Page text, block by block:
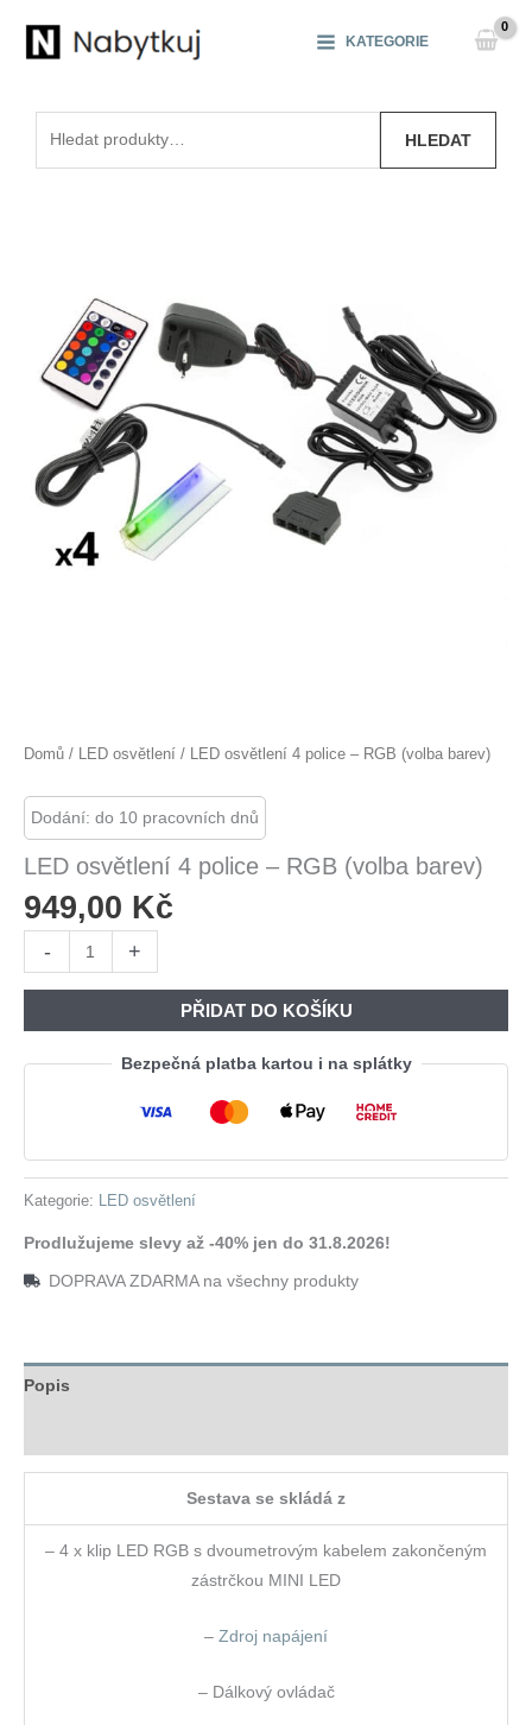
KATEGORIE
HLEDAT
Domů / LED osvětlení / LED osvětlení 4 police – RGB (volba barev)
Dodání: do 10 pracovních dnů
LED osvětlení 4 police – RGB (volba barev)
949,00 Kč
-
osvětlení
police
-
množství
+
PŘIDAT DO KOŠÍKU
Bezpečná platba kartou i na splátky
Kategorie: LED osvětlení
Prodlužujeme slevy až -40% jen do 31.8.2026!
DOPRAVA ZDARMA na všechny produkty
Popis
Sestava se skládá z
– 4 x klip LED RGB s dvoumetrovým kabelem zakončeným
zástrčkou MINI LED
– Zdroj napájení
– Dálkový ovládač